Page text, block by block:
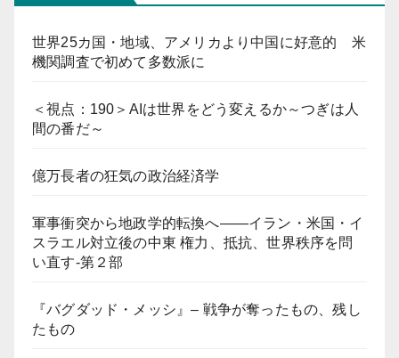
世界25カ国・地域、アメリカより中国に好意的 米
機関調査で初めて多数派に
＜視点：190＞AIは世界をどう変えるか～つぎは人
間の番だ～
億万長者の狂気の政治経済学
軍事衝突から地政学的転換へ――イラン・米国・イ
スラエル対立後の中東 権力、抵抗、世界秩序を問
い直す-第２部
『バグダッド・メッシ』– 戦争が奪ったもの、残し
たもの